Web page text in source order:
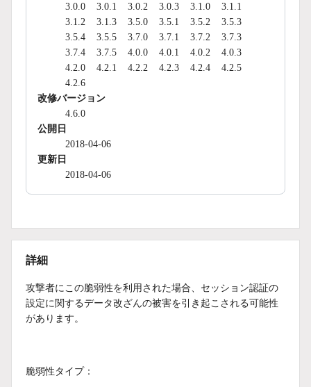
3.0.0
3.0.1 3.0.2 3.0.3 3.1.0
3.1.1
3.1.2
3.1.3 3.5.0 3.5.1 3.5.2
3.5.3
3.5.4
3.5.5 3.7.0 3.7.1 3.7.2
3.7.3
3.7.4
3.7.5 4.0.0 4.0.1 4.0.2
4.0.3
4.2.0
4.2.1 4.2.2 4.2.3 4.2.4
4.2.5
4.2.6
改修バージョン
4.6.0
公開日
2018-04-06
更新日
2018-04-06
詳細
攻撃者にこの脆弱性を利用された場合、セッション認証の
設定に関するデータ改ざんの被害を引き起こされる可能性
があります。
脆弱性タイプ：